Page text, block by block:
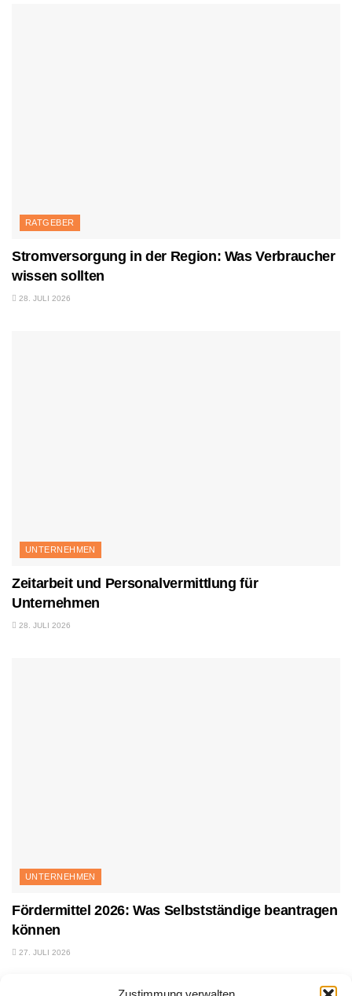
RATGEBER
Stromversorgung in der Region: Was Verbraucher
wissen sollten
28. JULI 2026
UNTERNEHMEN
Zeitarbeit und Personalvermittlung für
Unternehmen
28. JULI 2026
UNTERNEHMEN
Fördermittel 2026: Was Selbstständige beantragen
können
27. JULI 2026